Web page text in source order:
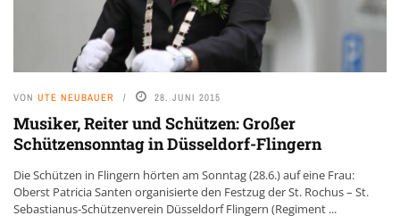
VON UTE NEUBAUER 28. JUNI 2015
Musiker, Reiter und Schützen: Großer
Schützensonntag in Düsseldorf-Flingern
Die Schützen in Flingern hörten am Sonntag (28.6.) auf eine Frau:
Oberst Patricia Santen organisierte den Festzug der St. Rochus – St.
Sebastianus-Schützenverein Düsseldorf Flingern (Regiment ...